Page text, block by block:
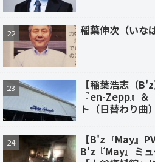
稲葉伸次（いな
【稲葉浩志（
『en-Zepp』
ト（日替わり曲）
【B'z『May』
B'z『May』ミ